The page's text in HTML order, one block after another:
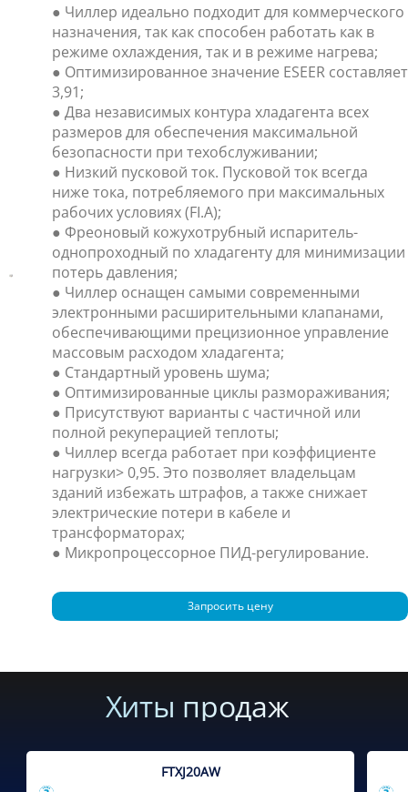
● Чиллер идеально подходит для коммерческого
назначения, так как способен работать как в
режиме охлаждения, так и в режиме нагрева;
● Оптимизированное значение ESEER составляет
3,91;
● Два независимых контура хладагента всех
размеров для обеспечения максимальной
безопасности при техобслуживании;
● Низкий пусковой ток. Пусковой ток всегда
ниже тока, потребляемого при максимальных
рабочих условиях (FI.A);
● Фреоновый кожухотрубный испаритель-
однопроходный по хладагенту для минимизации
потерь давления;
● Чиллер оснащен самыми современными
электронными расширительными клапанами,
обеспечивающими прецизионное управление
массовым расходом хладагента;
● Стандартный уровень шума;
● Оптимизированные циклы размораживания;
● Присутствуют варианты с частичной или
полной рекуперацией теплоты;
● Чиллер всегда работает при коэффициенте
нагрузки> 0,95. Это позволяет владельцам
зданий избежать штрафов, а также снижает
электрические потери в кабеле и
трансформаторах;
● Микропроцессорное ПИД-регулирование.
Запросить цену
Хиты продаж
FTXJ20AW